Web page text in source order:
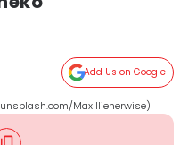
Add Us on Google
Max Ilienerwise)